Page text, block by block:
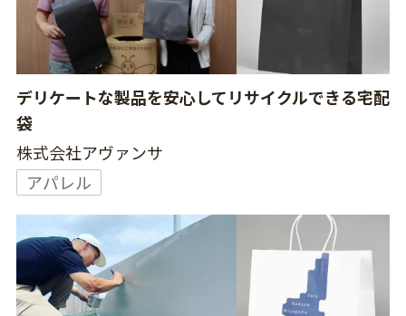
デリケートな製品を安心してリサイクルできる宅配
袋
株式会社アヴァンサ
アパレル